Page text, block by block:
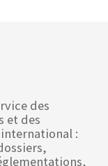
des
et des
: